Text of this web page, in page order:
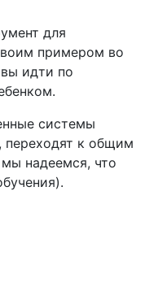
для
примером во
идти по
системы
переходят к общим
надеемся, что